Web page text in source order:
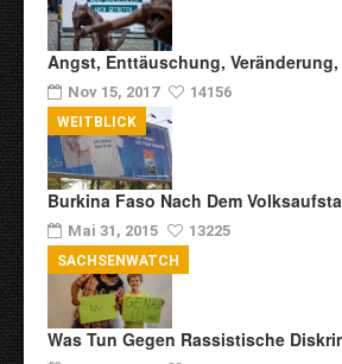
Angst, Enttäuschung,
Nov 15, 2017 14156
Burkina Faso Nach Dem
Mai 31, 2015 13225
WEITBLICK
Was Tun Gegen Rassistische
SACHSENWATCH